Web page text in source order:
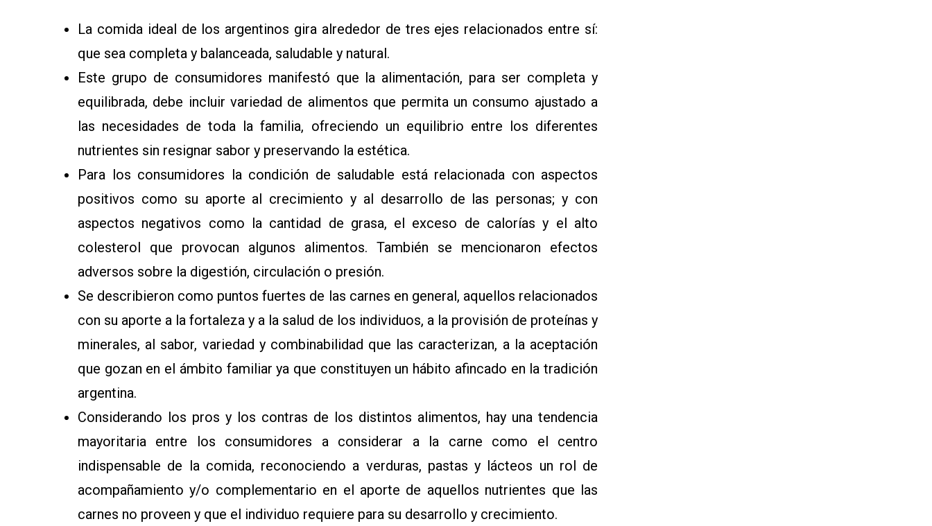
La comida ideal de los argentinos gira alrededor de tres ejes relacionados entre sí:
que sea completa y balanceada, saludable y natural.
Este grupo de consumidores manifestó que la alimentación, para ser completa y
equilibrada, debe incluir variedad de alimentos que permita un consumo ajustado a
las necesidades de toda la familia, ofreciendo un equilibrio entre los diferentes
nutrientes sin resignar sabor y preservando la estética.
Para los consumidores la condición de saludable está relacionada con aspectos
positivos como su aporte al crecimiento y al desarrollo de las personas; y con
aspectos negativos como la cantidad de grasa, el exceso de calorías y el alto
colesterol que provocan algunos alimentos. También se mencionaron efectos
adversos sobre la digestión, circulación o presión.
Se describieron como puntos fuertes de las carnes en general, aquellos relacionados
con su aporte a la fortaleza y a la salud de los individuos, a la provisión de proteínas y
minerales, al sabor, variedad y combinabilidad que las caracterizan, a la aceptación
que gozan en el ámbito familiar ya que constituyen un hábito afincado en la tradición
argentina.
Considerando los pros y los contras de los distintos alimentos, hay una tendencia
mayoritaria entre los consumidores a considerar a la carne como el centro
indispensable de la comida, reconociendo a verduras, pastas y lácteos un rol de
acompañamiento y/o complementario en el aporte de aquellos nutrientes que las
carnes no proveen y que el individuo requiere para su desarrollo y crecimiento.